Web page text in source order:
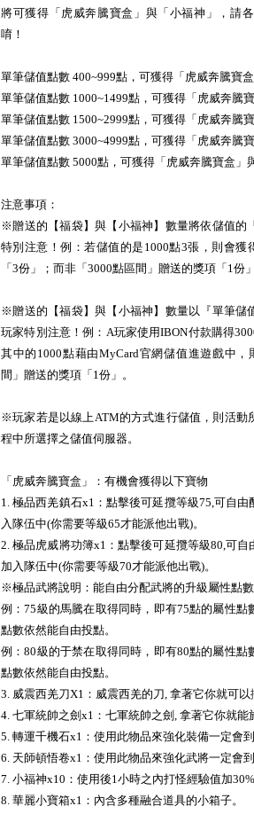
將可獲得「虎威奔騰寶盒」與「小福神」，請
唷！
單筆儲值點數 400~999點，可獲得「虎威奔騰寶
單筆儲值點數 1000~1499點，可獲得「虎威奔騰
單筆儲值點數 1500~2999點，可獲得「虎威奔騰
單筆儲值點數 3000~4999點，可獲得「虎威奔騰
單筆儲值點數 5000點，可獲得「虎威奔騰寶盒」
注意事項：
※贈送的【福袋】與【小福神】數量將依儲值的
特別注意！例：若儲值的是1000點3張，則會獲
「3份」；而非「3000點區間」贈送的獎項「1份」
※贈送的【福袋】與【小福神】數量以『單筆儲
玩家特別注意！例：A玩家使用IBON付款購得
其中的1000點藉由MyCard官網儲值進遊戲中
間」贈送的獎項「1份」。
※玩家若是以線上ATM的方式進行儲值，則活動
程中所選擇之儲值伺服器。
「虎威奔騰寶盒」：有機會獲得以下寶物
1. 極品西羌鎮石x1：點擊後可延攬等級75,可自
入隊伍中(你需要等級65才能派他出戰)。
2. 極品虎威將功簿x1：點擊後可延攬等級80,可自
加入隊伍中(你需要等級70才能派他出戰)。
※極品武將說明：能自由分配武將的升級屬性點數
例：75級的馬騰在取得同時，即有75點的屬性
點數依然能自由投點。
例：80級的于禁在取得同時，即有80點的屬性
點數依然能自由投點。
3. 威震西羌刀X1：威震西羌的刀, 拿著它你就可以
4. 七軍統帥之劍x1：七軍統帥之劍, 拿著它你就能
5. 轉運千機石x1：使用此物品來強化裝備一定會到
6. 天師頓悟卷x1：使用此物品來強化武將一定會到
7. 小福神x10：使用後1小時之內打怪經驗值加30%
8. 華麗小寶箱x1：內含多種融合道具的小箱子。